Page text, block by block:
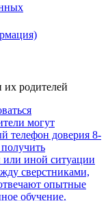
их родителей